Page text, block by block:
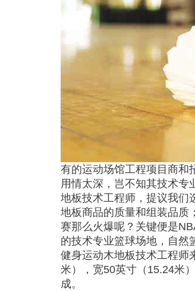
有的运动场馆工程项目商和
用情太深，岂不知其技术专
地板技术工程师，提议我们
地板商品的质量和组装品质
赛那么火爆呢？关键便是
的技术专业篮球场地，自然
健身运动木地板技术工程师
米），宽50英寸（15.24米
成。